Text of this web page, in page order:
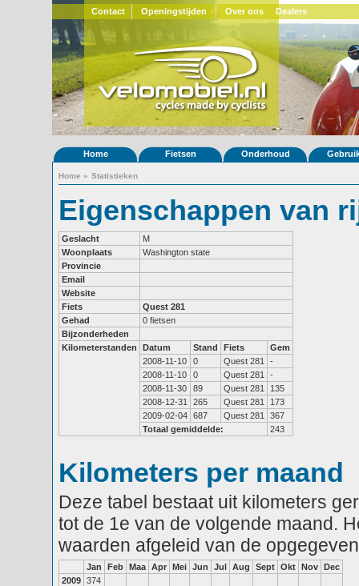
Contact Openingstijden Over ons Dealers
Home Fietsen Onderhoud
Home » Statistieken
Eigenschappen van
Geslacht
M
Woonplaats
Washington state
Provincie
Email
Website
Fiets
Quest 281
Gehad
0 fietsen
Bijzonderheden
Kilometerstanden
Datum Stand Fiets
Gem
2008-11-10
0 Quest 281
-
2008-11-10
0 Quest 281
-
2008-11-30
89 Quest 281
135
2008-12-31
265 Quest 281
173
2009-02-04 687 Quest 281
367
Totaal gemiddelde:
243
Kilometers per maand
Deze tabel bestaat uit kilometers
tot de 1e van de volgende maand.
waarden afgeleid van de
Jan Feb Maa Apr Mei Jun Jul Aug Sept Okt Nov Dec
2009 374